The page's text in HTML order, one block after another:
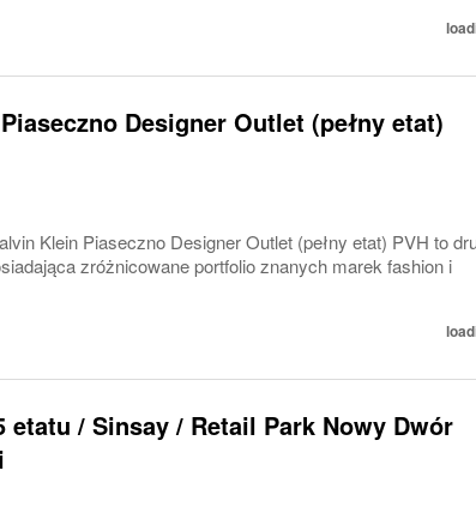
Designer Outlet (pełny etat)
Klein Piaseczno Designer Outlet (pełny etat) PVH to
zróżnicowane portfolio znanych marek fashion i
etatu / Sinsay / Retail Park Nowy Dwór